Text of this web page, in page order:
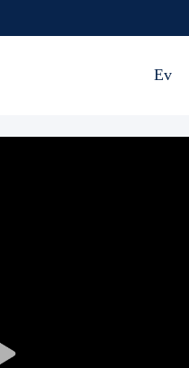
Ev